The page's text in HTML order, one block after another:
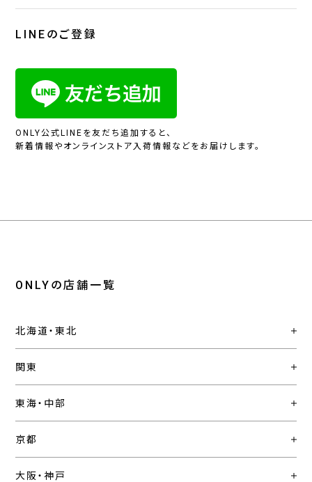
LINEのご登録
ONLY公式LINEを友だち追加すると、
新着情報やオンラインストア入荷情報などをお届けします。
ONLYの店舗一覧
北海道・東北
関東
東海・中部
京都
大阪・神戸